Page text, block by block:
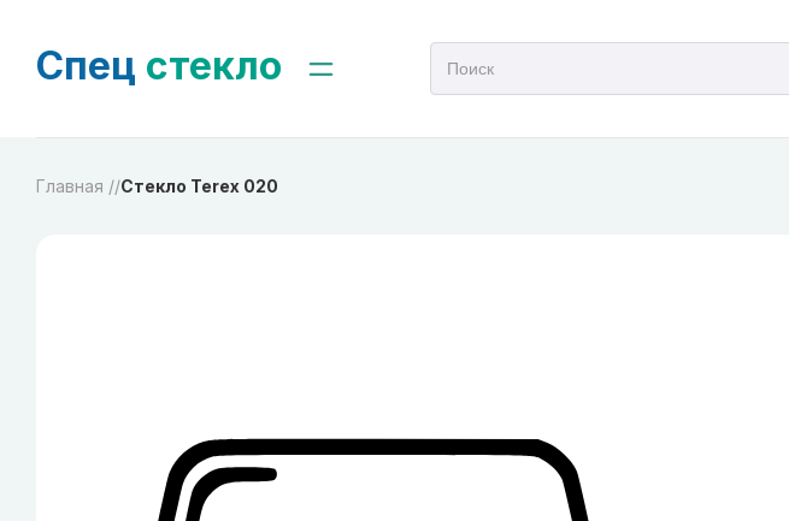
Спец стекло
Главная //Стекло Terex 020